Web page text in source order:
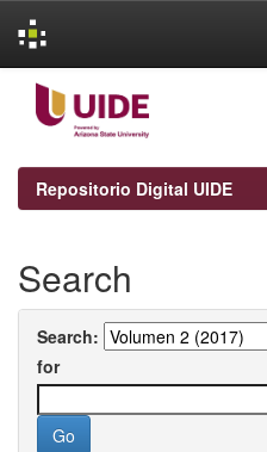
navigation
Repositorio Digital UIDE
Search
Search:
for